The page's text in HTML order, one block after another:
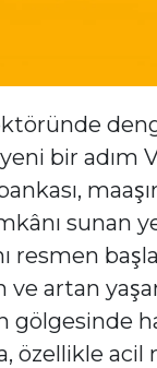
bir adım
sunan
resmen
ve artan
gölgesinde
özellikle acil